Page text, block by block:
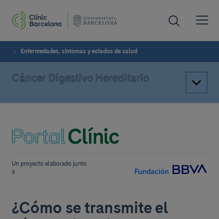
Enfermedades, síntomas y estados de salud
Cáncer Digestivo Hereditario
Un proyecto elaborado junto
a
¿Cómo se transmite el